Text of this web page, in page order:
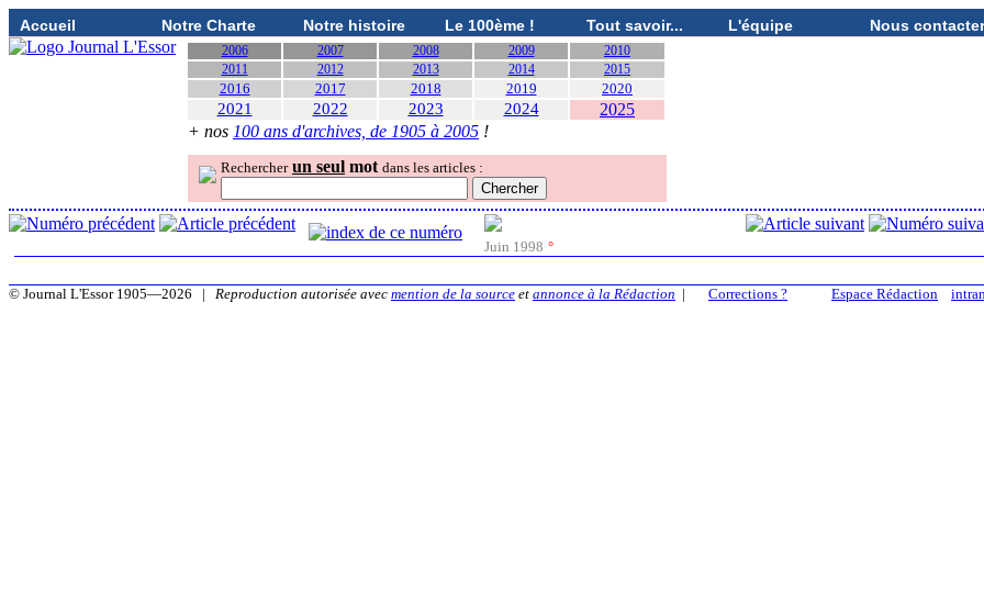
Accueil Notre Charte Notre histoire Le 100ème ! Tout savoir... L'équipe Nous contacter
2006 2007 2008 2009
2010
2011
2012 2013 2014 2015
2016 2017 2018 2019 2020
2021 2022 2023 2024
2025
+ nos 100 ans d'archives, de 1905 à 2005 !
Rechercher un seul mot dans les articles :
Juin 1998 °
Espace Rédaction
© Journal L'Essor 1905—2026 | Reproduction autorisée avec mention de la source et annonce à la Rédaction | Corrections ?